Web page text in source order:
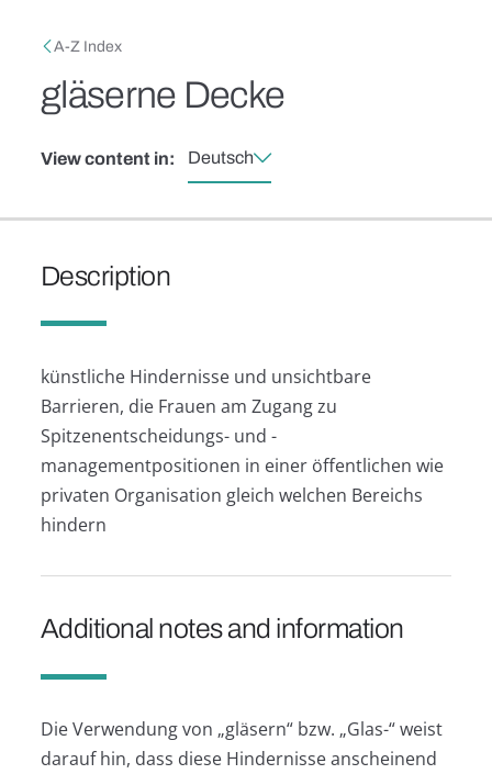
Breadcrumb
A-Z Index
gläserne Decke
View content in: Deutsch
Description
künstliche Hindernisse und unsichtbare
Barrieren, die Frauen am Zugang zu
Spitzenentscheidungs- und -
managementpositionen in einer öffentlichen wie
privaten Organisation gleich welchen Bereichs
hindern
Additional notes and information
Die Verwendung von „gläsern“ bzw. „Glas-“ weist
darauf hin, dass diese Hindernisse anscheinend